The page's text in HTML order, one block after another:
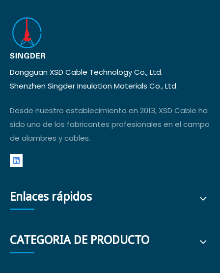
Dongguan XSD Cable Technology Co., Ltd.
Shenzhen Singder Insulation Materials Co., Ltd.
Desde nuestro establecimiento en 2013, XSD Cable ha
sido uno de los fabricantes profesionales en el campo
de alambres y cables.
Enlaces rápidos
CATEGORIA DE PRODUCTO